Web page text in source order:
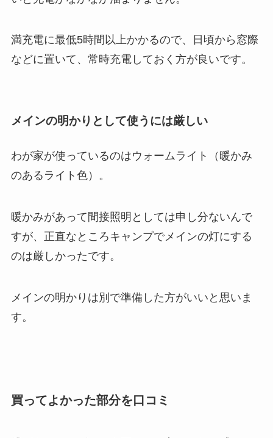
満充電に最低5時間以上かかるので、日頃から窓際
などに置いて、常時充電しておく方が良いです。
メインの明かりとして使うには厳しい
わが家が使っているのはウォームライト（暖かみ
のあるライト色）。
暖かみがあって間接照明としては申し分ないんで
すが、正直なところキャンプでメインの灯にする
のは厳しかったです。
メインの明かりは別で準備した方がいいと思いま
す。
買ってよかった部分を口コミ